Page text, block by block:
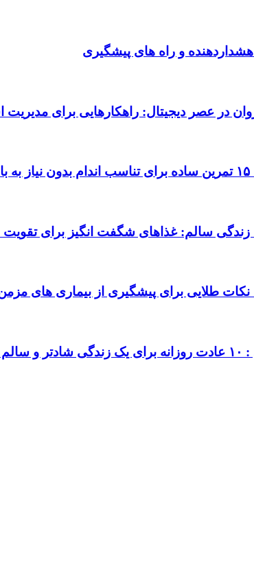
و راه‌ های پیشگیری
در عصر دیجیتال: راهکارهایی برای
زندگی سالم: غذاهای شگفت‌ انگیز برای
طلایی برای پیشگیری از بیماری‌ های
تر